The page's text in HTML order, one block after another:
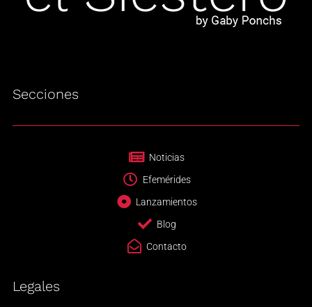
Secciones
Noticias
Efemérides
Lanzamientos
Blog
Contacto
Legales